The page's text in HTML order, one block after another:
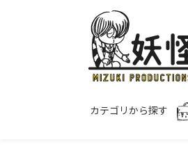
カテゴリから探す